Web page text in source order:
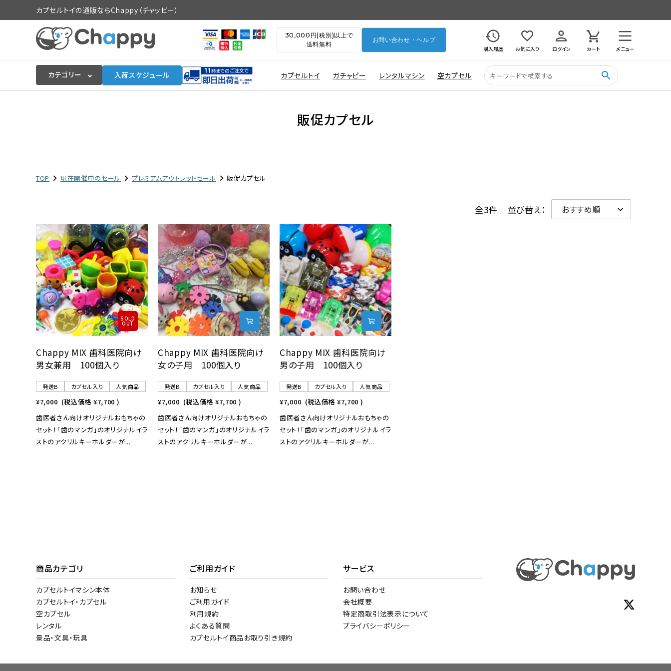
カプセルトイの通販ならChappy（チャッピー）
30,000円(税別)以上で
送料無料
お問い合わせ・ヘルプ
購入履歴
お気に入り ログイン カート メニュー
カテゴリー 入荷スケジュール カプセルトイ ガチャピー レンタルマシン 空カプセル search
レンタル
景品・玩具・文具
販促用カプセルトイ
ご利用ガイド
06-6282-7659
販促カプセル
TOP 現在開催中のセール プレミアムアウトレットセール 販促カプセル
全3件 並び替え：
SOLD
OUT
Chappy MIX 歯科医院向け
男女兼用 100個入り
発送B カプセル入り 人気商品
¥7,000 (税込価格 ¥7,700 )
歯医者さん向けオリジナルおもちゃの
セット！「歯のマンガ」のオリジナルイラ
ストのアクリルキーホルダーが...
Chappy MIX 歯科医院向け
女の子用 100個入り
発送B カプセル入り 人気商品
¥7,000 (税込価格 ¥7,700 )
歯医者さん向けオリジナルおもちゃの
セット！「歯のマンガ」のオリジナルイラ
ストのアクリルキーホルダーが...
Chappy MIX 歯科医院向け
男の子用 100個入り
発送B カプセル入り 人気商品
¥7,000 (税込価格 ¥7,700 )
歯医者さん向けオリジナルおもちゃの
セット！「歯のマンガ」のオリジナルイラ
ストのアクリルキーホルダーが...
商品カテゴリ
カプセルトイマシン本体
カプセルトイ・カプセル
空カプセル
レンタル
景品・文具・玩具
ご利用ガイド
お知らせ
ご利用ガイド
利用規約
よくある質問
カプセルトイ商品お取り引き規約
サービス
お問い合わせ
会社概要
特定商取引法表示について
プライバシーポリシー